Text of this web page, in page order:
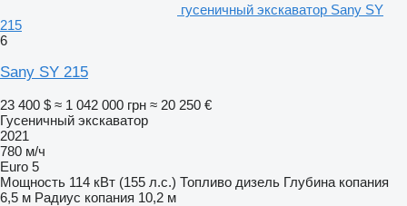
гусеничный экскаватор Sany SY
215
6
Sany SY 215
23 400 $ ≈ 1 042 000 грн ≈ 20 250 €
Гусеничный экскаватор
2021
780 м/ч
Euro 5
Мощность 114 кВт (155 л.с.) Топливо дизель Глубина копания
6,5 м Радиус копания 10,2 м